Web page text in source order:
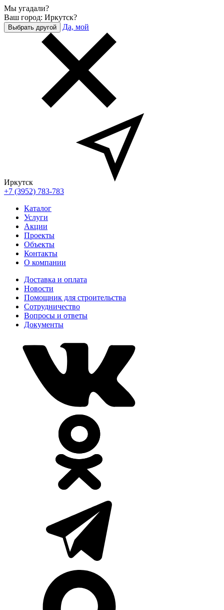
Мы угадали?
Ваш город: Иркутск?
Выбрать другой Да, мой
Иркутск
+7 (3952) 783-783
Каталог
Услуги
Акции
Проекты
Объекты
Контакты
О компании
Доставка и оплата
Новости
Помощник для строительства
Сотрудничество
Вопросы и ответы
Документы